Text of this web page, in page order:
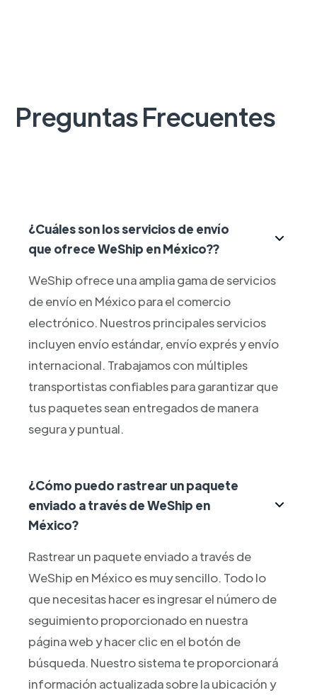
Preguntas Frecuentes
¿Cuáles son los servicios de envío
que ofrece WeShip en México??
WeShip ofrece una amplia gama de servicios
de envío en México para el comercio
electrónico. Nuestros principales servicios
incluyen envío estándar, envío exprés y envío
internacional. Trabajamos con múltiples
transportistas confiables para garantizar que
tus paquetes sean entregados de manera
segura y puntual.
¿Cómo puedo rastrear un paquete
enviado a través de WeShip en
México?
Rastrear un paquete enviado a través de
WeShip en México es muy sencillo. Todo lo
que necesitas hacer es ingresar el número de
seguimiento proporcionado en nuestra
página web y hacer clic en el botón de
búsqueda. Nuestro sistema te proporcionará
información actualizada sobre la ubicación y